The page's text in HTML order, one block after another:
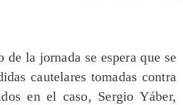
de la jornada se espera que se
cautelares tomadas contra
en el caso, Sergio Yáber,